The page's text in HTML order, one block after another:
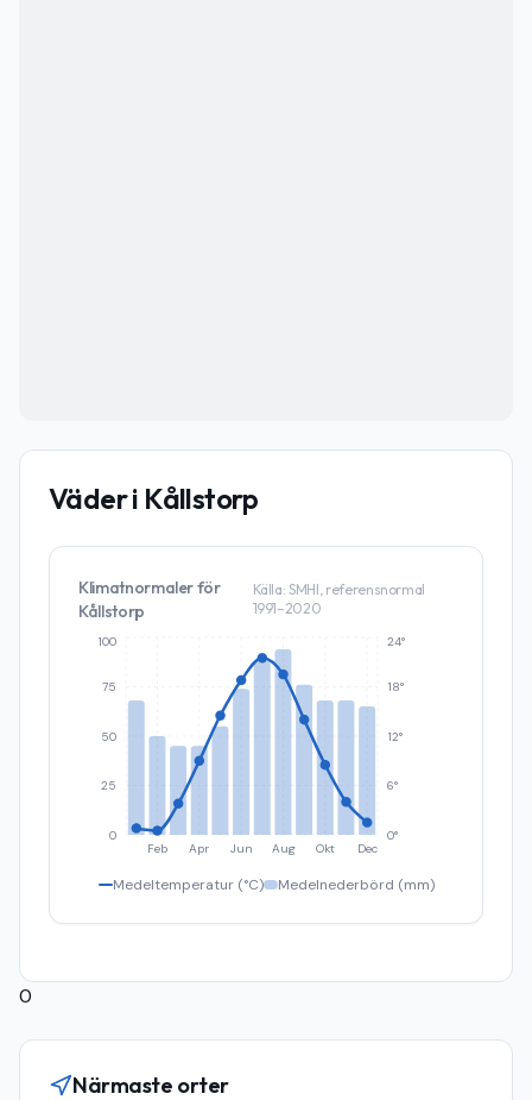
Väder i Kållstorp
Klimatnormaler för
Kållstorp
Källa: SMHI, referensnormal
1991–2020
Feb Apr Jun Aug Okt Dec
0
25
50
75
100
0°
6°
12°
18°
24°
Medeltemperatur (°C) Medelnederbörd (mm)
0
Närmaste orter